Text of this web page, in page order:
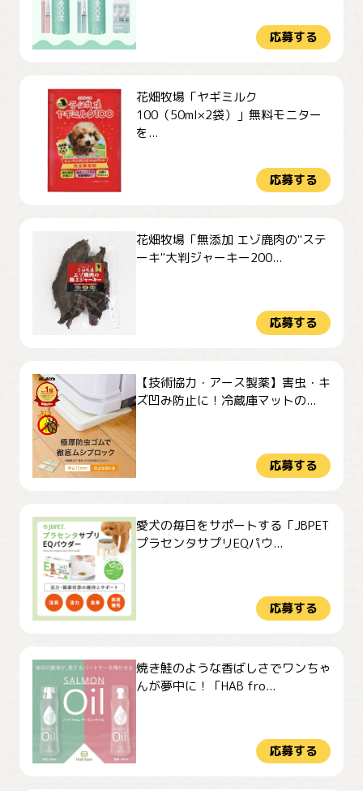
応募する
花畑牧場「ヤギミルク
100（50ml×2袋）」無料モニター
を...
応募する
花畑牧場「無添加 エゾ鹿肉の"ステ
ーキ"大判ジャーキー200...
応募する
【技術協力・アース製薬】害虫・キ
ズ凹み防止に！冷蔵庫マットの...
応募する
愛犬の毎日をサポートする「JBPET
プラセンタサプリEQパウ...
応募する
焼き鮭のような香ばしさでワンちゃ
んが夢中に！「HAB fro...
応募する